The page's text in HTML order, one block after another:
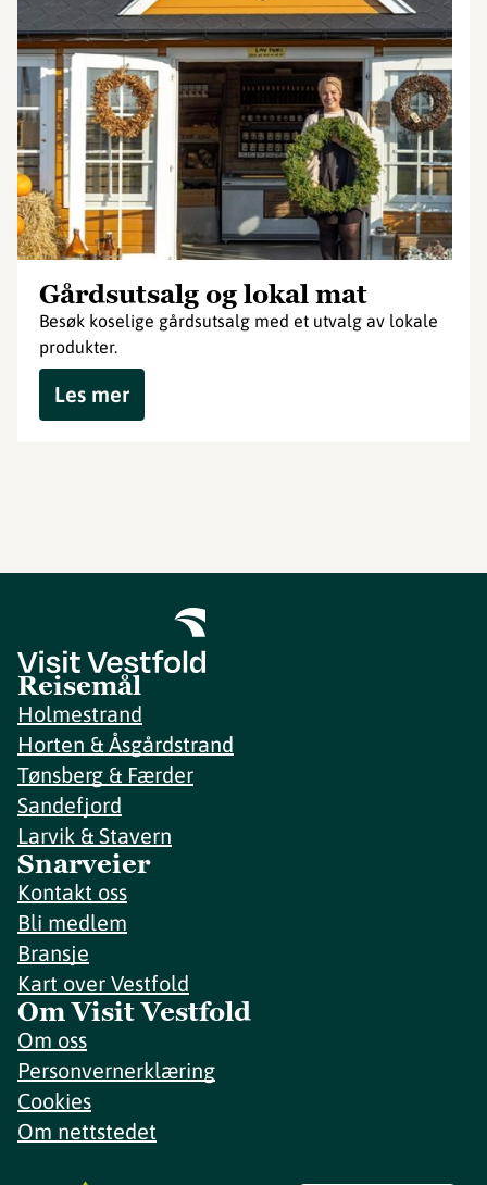
Gårdsutsalg og lokal mat
Besøk koselige gårdsutsalg med et utvalg av lokale
produkter.
Les mer
Reisemål
Holmestrand
Horten & Åsgårdstrand
Tønsberg & Færder
Sandefjord
Larvik & Stavern
Snarveier
Kontakt oss
Bli medlem
Bransje
Kart over Vestfold
Om Visit Vestfold
Om oss
Personvernerklæring
Cookies
Om nettstedet